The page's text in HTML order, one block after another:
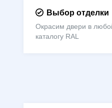
Выбор отделки
Окрасим двери в
каталогу RAL